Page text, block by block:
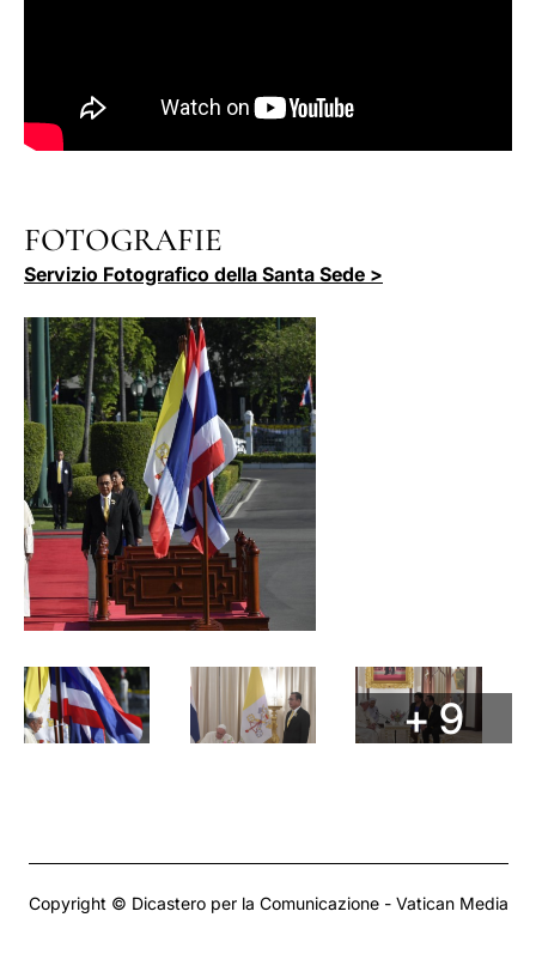
FOTOGRAFIE
Servizio Fotografico della Santa Sede >
+ 9
Copyright © Dicastero per la Comunicazione - Vatican Media